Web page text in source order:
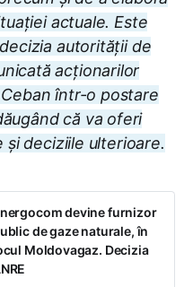
actuale. Este
autorității de
acționarilor
Ceban într-o postare
că va oferi
deciziile ulterioare.
devine furnizor
de gaze naturale, în
Moldovagaz. Decizia